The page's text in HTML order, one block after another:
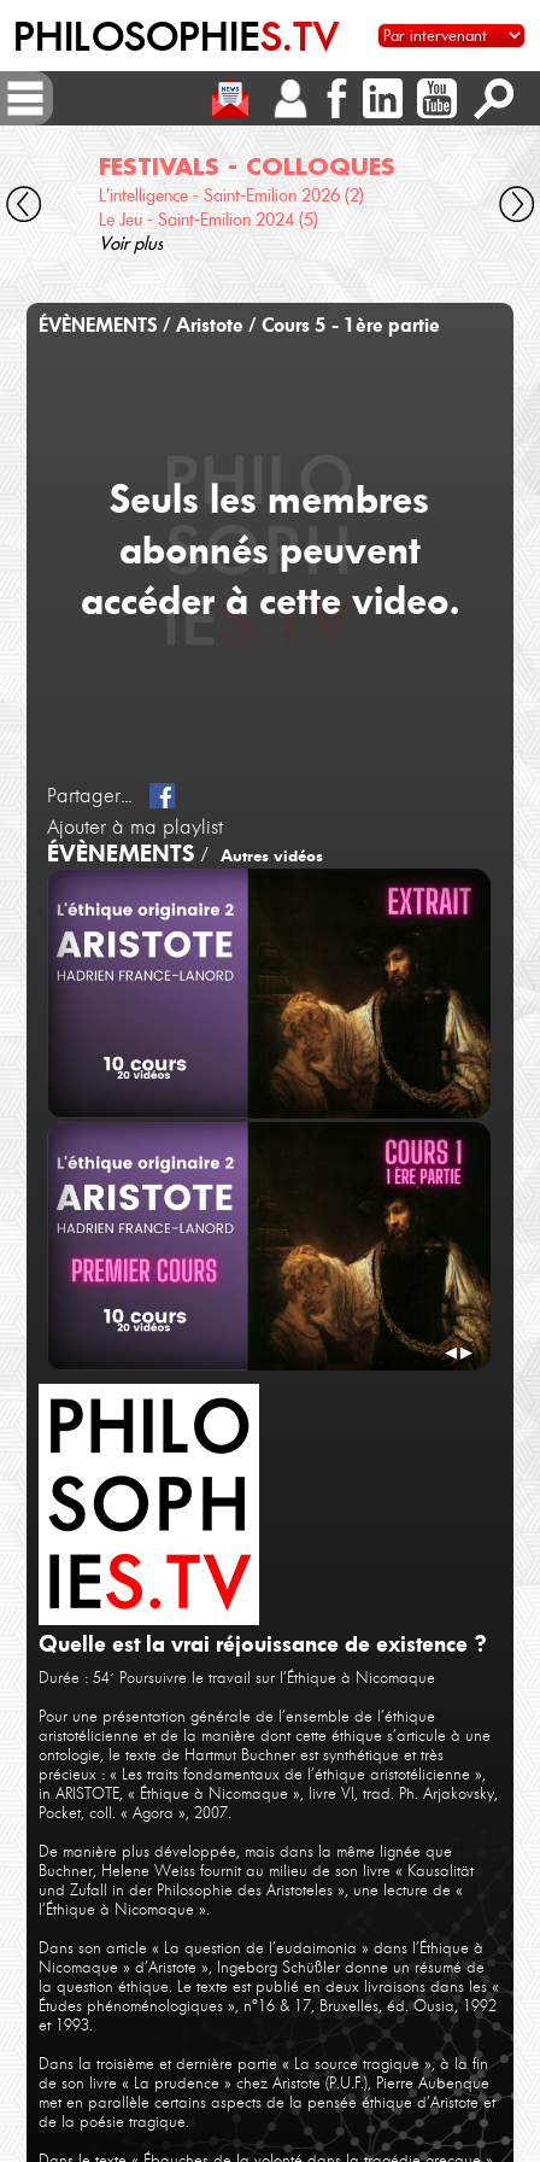
PHILOSOPHIES.TV
FESTIVALS - COLLOQUES
L'intelligence - Saint-Emilion 2026 (2)
Le Jeu - Saint-Emilion 2024 (5)
Voir plus
ÉVÈNEMENTS / Aristote / Cours 5 - 1ère partie
Seuls les membres
abonnés peuvent
accéder à cette video.
Partager...
Ajouter à ma playlist
ÉVÈNEMENTS /Autres vidéos
Hadrien France-Lanord
Hadrien France-Lanord
Cours 1 - 1ère partie
◀▶
Quelle est la vrai réjouissance de existence ?
Durée : 54´ Poursuivre le travail sur l’Éthique à Nicomaque
Pour une présentation générale de l’ensemble de l’éthique
aristotélicienne et de la manière dont cette éthique s’articule à une
ontologie, le texte de Hartmut Buchner est synthétique et très
précieux : « Les traits fondamentaux de l’éthique aristotélicienne »,
in ARISTOTE, « Éthique à Nicomaque », livre VI, trad. Ph. Arjakovsky,
Pocket, coll. « Agora », 2007.
De manière plus développée, mais dans la même lignée que
Buchner, Helene Weiss fournit au milieu de son livre « Kausalität
und Zufall in der Philosophie des Aristoteles », une lecture de «
l’Éthique à Nicomaque ».
Dans son article « La question de l’eudaimonia » dans l’Éthique à
Nicomaque » d’Aristote », Ingeborg Schüßler donne un résumé de
la question éthique. Le texte est publié en deux livraisons dans les «
Études phénoménologiques », n°16 & 17, Bruxelles, éd. Ousia, 1992
et 1993.
Dans la troisième et dernière partie « La source tragique », à la fin
de son livre « La prudence » chez Aristote (P.U.F.), Pierre Aubenque
met en parallèle certains aspects de la pensée éthique d’Aristote et
de la poésie tragique.